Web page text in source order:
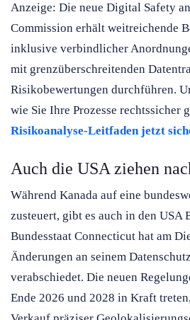
Anzeige: Die neue Digital Safety
Commission erhält weitreichende
inklusive verbindlicher
mit grenzüberschreitenden
Risikobewertungen durchführen.
wie Sie Ihre Prozesse rechtssicher
Risikoanalyse-Leitfaden jetzt
Auch die USA ziehen
Während Kanada auf eine
zusteuert, gibt es auch in den USA
Bundesstaat Connecticut hat am
Änderungen an seinem
verabschiedet. Die neuen
Ende 2026 und 2028 in Kraft